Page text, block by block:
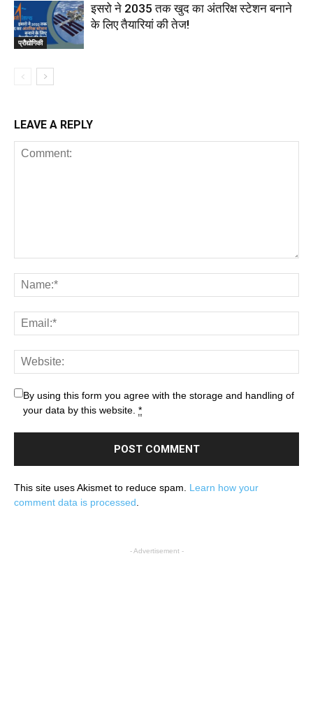
प्रौद्योगिकी
इसरो ने 2035 तक खुद का अंतरिक्ष स्टेशन बनाने
के लिए तैयारियां की तेज!
LEAVE A REPLY
By using this form you agree with the storage and handling of
your data by this website. *
This site uses Akismet to reduce spam. Learn how your
comment data is processed
- Advertisement -